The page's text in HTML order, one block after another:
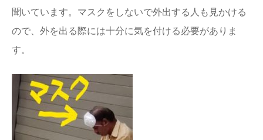
聞いています。マスクをしないで外出する人も見かける
ので、外を出る際には十分に気を付ける必要がありま
す。